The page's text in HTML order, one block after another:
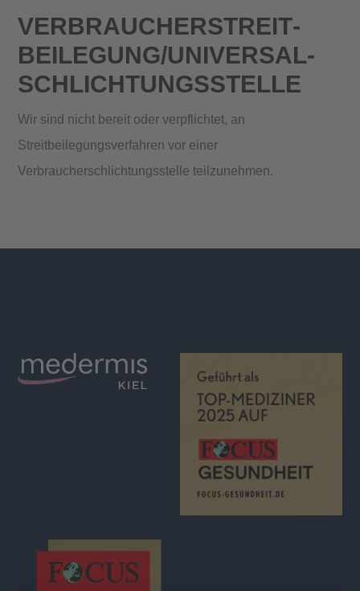
VERBRAUCHER­STREIT­
BEILEGUNG/UNIVERSAL­
SCHLICHTUNGS­STELLE
Wir sind nicht bereit oder verpflichtet, an
Streitbeilegungsverfahren vor einer
Verbraucherschlichtungsstelle teilzunehmen.